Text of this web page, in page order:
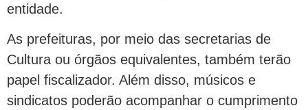
entidade.
As prefeituras, por meio das secretarias de
Cultura ou órgãos equivalentes, também terão
papel fiscalizador. Além disso, músicos e
sindicatos poderão acompanhar o cumprimento